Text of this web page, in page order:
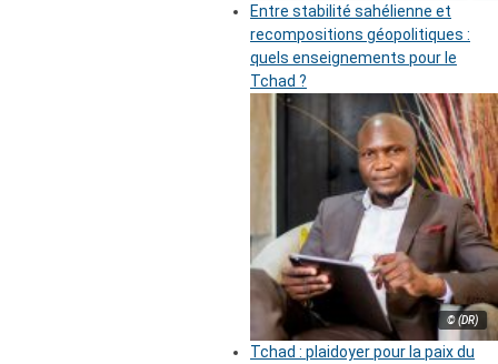
Entre stabilité sahélienne et
recompositions géopolitiques :
quels enseignements pour le
Tchad ?
© (DR)
Tchad : plaidoyer pour la paix du